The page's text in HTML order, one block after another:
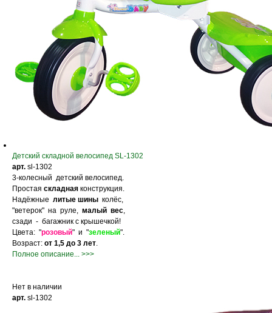
Детский складной велосипед SL-1302
арт. sl-1302
3-колесный детский велосипед.
Простая складная конструкция.
Надёжные литые шины колёс,
"ветерок" на руле, малый вес,
сзади - багажник с крышечкой!
Цвета: "розовый" и "зеленый".
Возраст: от 1,5 до 3 лет.
Полное описание... >>>
Нет в наличии
арт. sl-1302